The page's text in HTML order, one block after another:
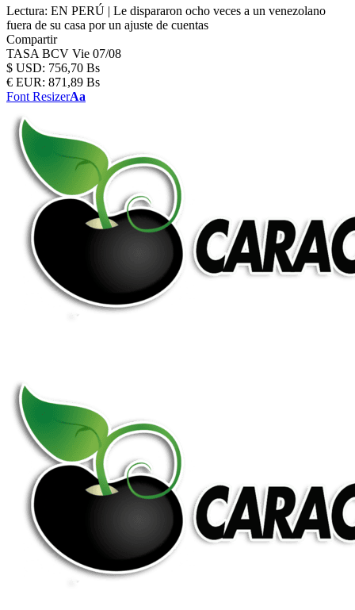
Lectura: EN PERÚ | Le dispararon ocho veces a un venezolano
fuera de su casa por un ajuste de cuentas
Compartir
TASA BCV Vie 07/08
$ USD: 756,70 Bs
€ EUR: 871,89 Bs
Font ResizerAa